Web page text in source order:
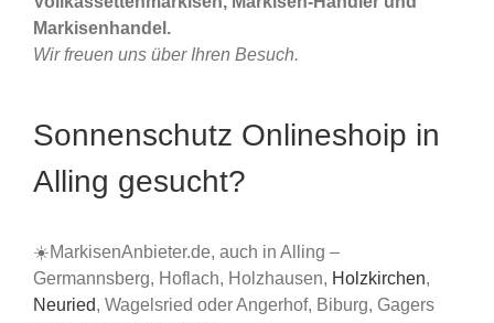
Markisenhandel.
Wir freuen uns über Ihren Besuch.
Sonnenschutz Onlineshoip in
Alling gesucht?
☀️MarkisenAnbieter.de, auch in Alling –
Germannsberg, Hoflach, Holzhausen, Holzkirchen,
Neuried, Wagelsried oder Angerhof, Biburg, Gagers